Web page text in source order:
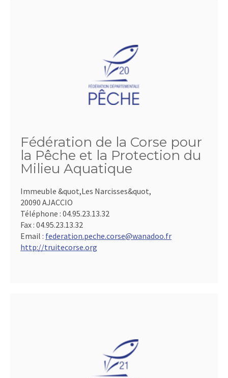
Fédération de la Corse pour
la Pêche et la Protection du
Milieu Aquatique
Immeuble &quot,Les Narcisses&quot,
20090 AJACCIO
Téléphone : 04.95.23.13.32
Fax : 04.95.23.13.32
Email : federation.peche.corse@wanadoo.fr
http://truitecorse.org